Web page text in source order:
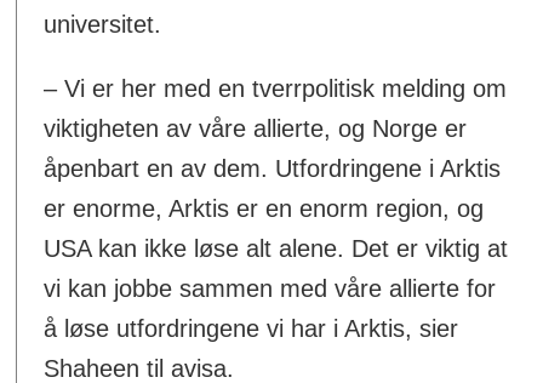
universitet.
– Vi er her med en tverrpolitisk melding om
viktigheten av våre allierte, og Norge er
åpenbart en av dem. Utfordringene i Arktis
er enorme, Arktis er en enorm region, og
USA kan ikke løse alt alene. Det er viktig at
vi kan jobbe sammen med våre allierte for
å løse utfordringene vi har i Arktis, sier
Shaheen til avisa.